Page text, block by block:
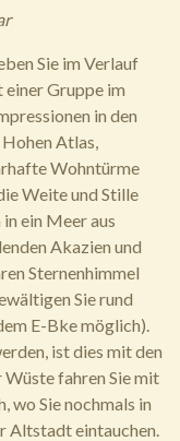
Sie im Verlauf
Gruppe im
in den
Atlas,
Wohntürme
Weite und Stille
ein Meer aus
Akazien und
Sternenhimmel
Sie rund
E-Bke möglich).
ist dies mit den
fahren Sie mit
wo Sie nochmals in
Altstadt eintauchen.